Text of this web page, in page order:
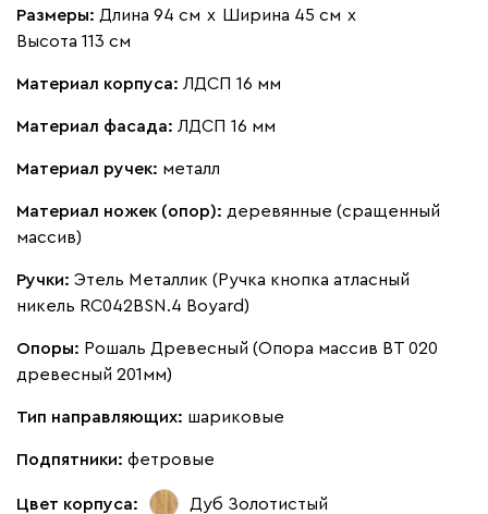
Размеры: Длина 94 см х Ширина 45 см х
Высота 113 см
Материал корпуса: ЛДСП 16 мм
Материал фасада: ЛДСП 16 мм
Материал ручек: металл
Материал ножек (опор): деревянные (сращенный
массив)
Ручки: Этель Металлик (Ручка кнопка атласный
никель RC042BSN.4 Boyard)
Опоры: Рошаль Древесный (Опора массив ВТ 020
древесный 201мм)
Тип направляющих: шариковые
Подпятники: фетровые
Цвет корпуса: Дуб Золотистый